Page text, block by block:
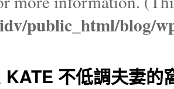
public_html/blog/
不低調夫妻的